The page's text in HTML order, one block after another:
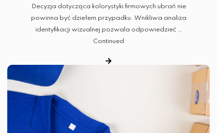
HAFT KOMPUTEROWY
Decyzja dotycząca kolorystyki firmowych ubrań nie
powinna być dziełem przypadku. Wnikliwa analiza
identyfikacji wizualnej pozwala odpowiedzieć …
Continued